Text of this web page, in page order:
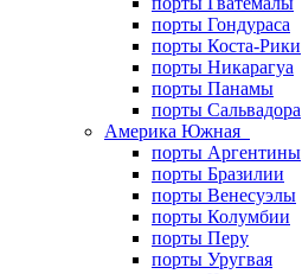
порты Гондураса
порты Коста-Рики
порты Никарагуа
порты Панамы
порты Сальвадора
Америка Южная
порты Аргентины
порты Бразилии
порты Венесуэлы
порты Колумбии
порты Перу
порты Уругвая